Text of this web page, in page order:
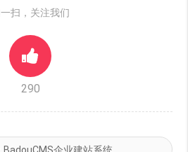
扫，关注我们
290